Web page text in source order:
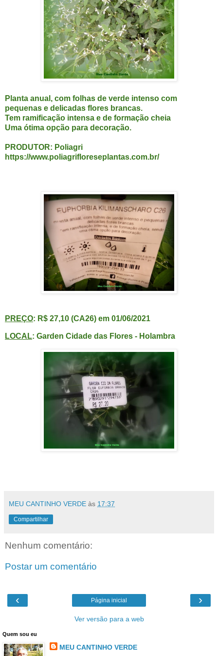
Planta anual, com folhas de verde intenso com
pequenas e delicadas flores brancas.
Tem ramificação intensa e de formação cheia
Uma ótima opção para decoração.
PRODUTOR: Poliagri
https://www.poliagrifloreseplantas.com.br/
PREÇO: R$ 27,10 (CA26) em 01/06/2021
LOCAL: Garden Cidade das Flores - Holambra
MEU CANTINHO VERDE às 17:37
Compartilhar
Nenhum comentário:
Postar um comentário
‹ ›
Página inicial
Ver versão para a web
Quem sou eu
MEU CANTINHO VERDE